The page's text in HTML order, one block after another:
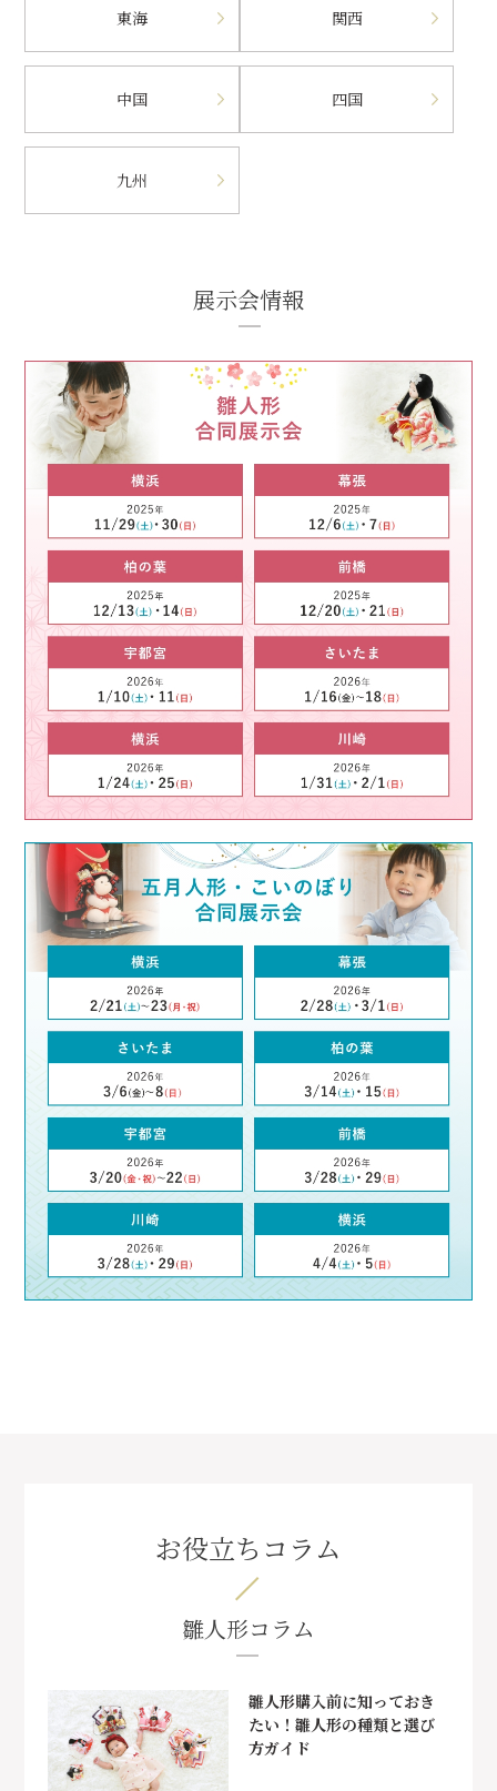
東海 関西
中国 四国
九州
展示会情報
お役立ちコラム
雛人形コラム
雛人形購入前に知っておき
たい！雛人形の種類と選び
方ガイド